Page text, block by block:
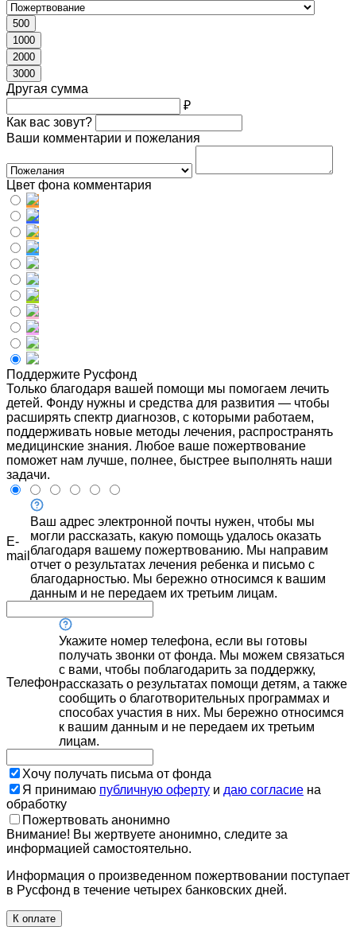
500
1000
2000
3000
Другая сумма
₽
Как вас зовут?
Ваши комментарии и пожелания
Цвет фона комментария
Поддержите Русфонд
Только благодаря вашей помощи мы помогаем лечить
детей. Фонду нужны и средства для развития — чтобы
расширять спектр диагнозов, с которыми работаем,
поддерживать новые методы лечения, распространять
медицинские знания. Любое ваше пожертвование
поможет нам лучше, полнее, быстрее выполнять наши
задачи.
E-
mail
Ваш адрес электронной почты нужен, чтобы мы
могли рассказать, какую помощь удалось оказать
благодаря вашему пожертвованию. Мы направим
отчет о результатах лечения ребенка и письмо с
благодарностью. Мы бережно относимся к вашим
данным и не передаем их третьим лицам.
Телефон
Укажите номер телефона, если вы готовы
получать звонки от фонда. Мы можем связаться
с вами, чтобы поблагодарить за поддержку,
рассказать о результатах помощи детям, а также
сообщить о благотворительных программах и
способах участия в них. Мы бережно относимся
к вашим данным и не передаем их третьим
лицам.
Хочу получать письма от фонда
Я принимаю публичную оферту и даю согласие на
обработку
Пожертвовать анонимно
Внимание! Вы жертвуете анонимно, следите за
информацией самостоятельно.
Информация о произведенном пожертвовании поступает
в Русфонд в течение четырех банковских дней.
К оплате